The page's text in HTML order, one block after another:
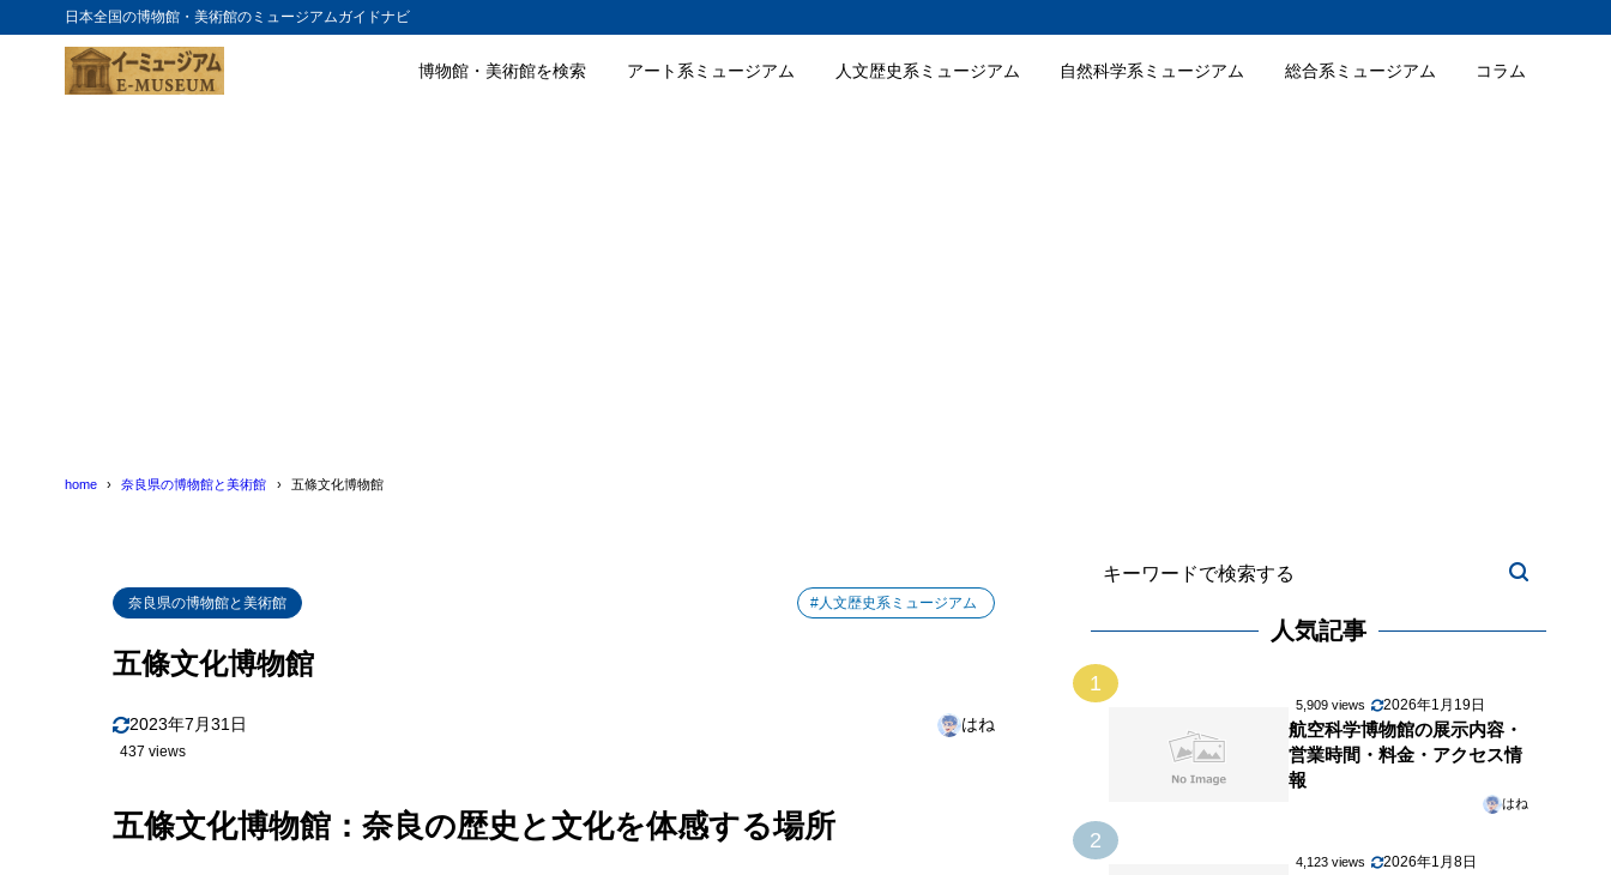
日本全国の博物館・美術館のミュージアムガイドナビ
博物館・美術館を検索 アート系ミュージアム 人文歴史系ミュージアム 自然科学系ミュージアム 総合系ミュージアム コラム
home 奈良県の博物館と美術館 五條文化博物館
奈良県の博物館と美術館 #人文歴史系ミュージアム
五條文化博物館
2023年7月31日 はね
437 views
五條文化博物館：奈良の歴史と文化を体感する場所
人気記事
1
5,909 views 2026年1月19日
航空科学博物館の展示内容・
営業時間・料金・アクセス情
報
はね
2
4,123 views 2026年1月8日
目次